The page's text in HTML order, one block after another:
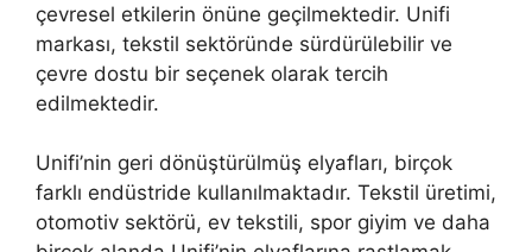
çevresel etkilerin önüne geçilmektedir. Unifi
markası, tekstil sektöründe sürdürülebilir ve
çevre dostu bir seçenek olarak tercih
edilmektedir.
Unifi’nin geri dönüştürülmüş elyafları, birçok
farklı endüstride kullanılmaktadır. Tekstil üretimi,
otomotiv sektörü, ev tekstili, spor giyim ve daha